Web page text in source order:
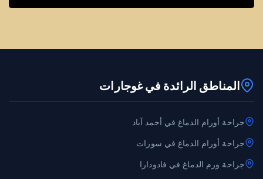
المناطق الرائدة في غوجارات
جراحة أورام الدماغ في أحمد آباد
جراحة أورام الدماغ في سورات
جراحة ورم الدماغ في فادودارا